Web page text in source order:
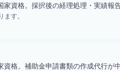
資格。採択後の経理処理・実績報
す。
格。補助金申請書類の作成代行が中